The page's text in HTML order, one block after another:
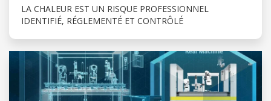
LA CHALEUR EST UN RISQUE PROFESSIONNEL
IDENTIFIÉ, RÉGLEMENTÉ ET CONTRÔLÉ